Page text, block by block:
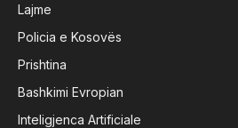
Lajme
Policia e Kosovës
Prishtina
Bashkimi Evropian
Inteligjenca Artificiale